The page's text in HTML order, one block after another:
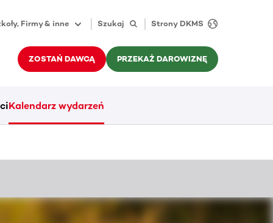
Firmy & inne Szukaj Strony DKMS
ZOSTAŃ DAWCĄ PRZEKAŻ DAROWIZNĘ
Kalendarz wydarzeń